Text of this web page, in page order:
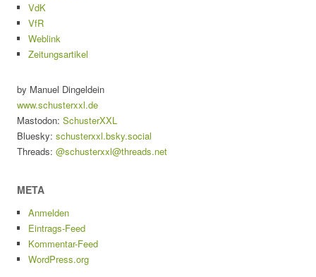
VdK
VfR
Weblink
Zeitungsartikel
by Manuel Dingeldein
www.schusterxxl.de
Mastodon: SchusterXXL
Bluesky: schusterxxl.bsky.social
Threads: @schusterxxl@threads.net
META
Anmelden
Eintrags-Feed
Kommentar-Feed
WordPress.org